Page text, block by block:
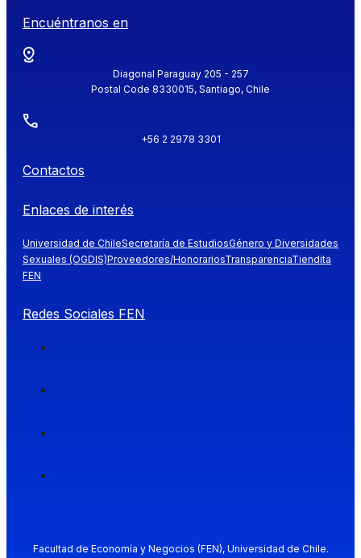
Encuéntranos en
Diagonal Paraguay 205 - 257
Postal Code 8330015, Santiago, Chile
+56 2 2978 3301
Contactos
Enlaces de interés
Universidad de ChileSecretaría de EstudiosGénero y Diversidades
Sexuales (OGDIS)Proveedores/HonorariosTransparenciaTiendita
FEN
Redes Sociales FEN
Facultad de Economía y Negocios (FEN), Universidad de Chile.